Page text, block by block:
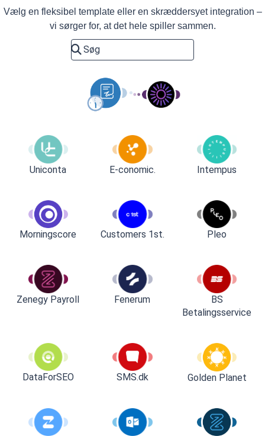
Vælg en fleksibel template eller en skræddersyet integration –
vi sørger for, at det hele spiller sammen.
Uniconta E-conomic. Intempus
Morningscore Customers 1st. Pleo
Zenegy Payroll Fenerum
BS
Betalingsservice
DataForSEO SMS.dk Golden Planet